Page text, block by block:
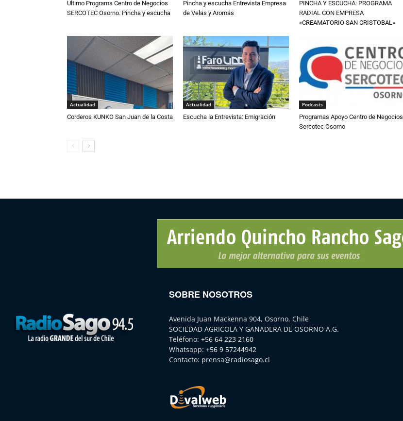
Ultimo Programa Centro de Negocios
SERCOTEC Osorno. Pincha y escucha
Pincha y escucha Entrevista Empresa
de Velas y Aromas
PINCHA Y ESCUCHA: PROGRAMA
RADIAL CON EMPRESA
«CREAMATORIO SAN CRISTOBAL»
Actualidad
Corderos KUNKO San Juan de la Costa
Actualidad
Escucha la Entrevista: Emigración
Podcasts
Programas Apoyo Centro de Negocios
Sercotec Osorno
SOBRE NOSOTROS
Avenida Juan Mackenna 904, Osorno, Chile
SOCIEDAD AGRICOLA Y GANADERA DE OSORNO A.G.
Teléfono: +56 64 223 2160
Whatsapp: +56 9 57244942
Contacto: prensa@radiosago.cl